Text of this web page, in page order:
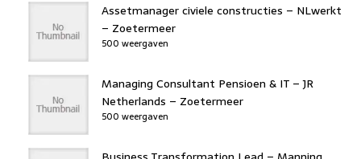
Assetmanager civiele constructies – NLwerkt
– Zoetermeer
500 weergaven
Managing Consultant Pensioen & IT – JR
Netherlands – Zoetermeer
500 weergaven